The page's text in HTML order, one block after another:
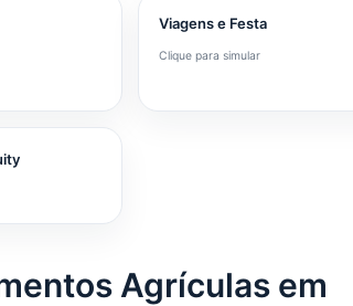
Viagens e Festa
Clique para simular
Agrículas em